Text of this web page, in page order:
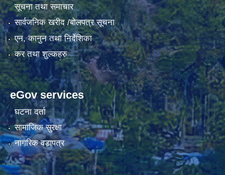
सूचना तथा समाचार
सार्वजनिक खरीद /बोलपत्र सूचना
एन, कानुन तथा निर्देशिका
कर तथा शुल्कहरु
eGov services
घटना दर्ता
सामाजिक सुरक्षा
नागरिक वडापत्र